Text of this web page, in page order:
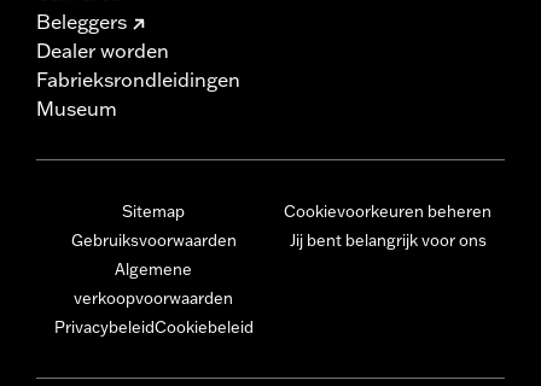
Beleggers
Dealer worden
Fabrieksrondleidingen
Museum
Sitemap
Gebruiksvoorwaarden
Algemene
verkoopvoorwaarden
PrivacybeleidCookiebeleid
Cookievoorkeuren beheren
Jij bent belangrijk voor ons